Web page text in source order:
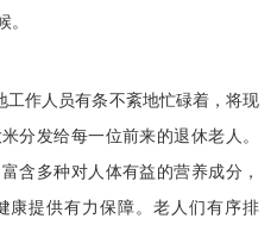
。
工作人员有条不紊地忙碌着，将现
分发给每一位前来的退休老人。
含多种对人体有益的营养成分，
康提供有力保障。老人们有序排